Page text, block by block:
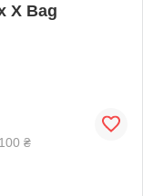
X Bag
₴